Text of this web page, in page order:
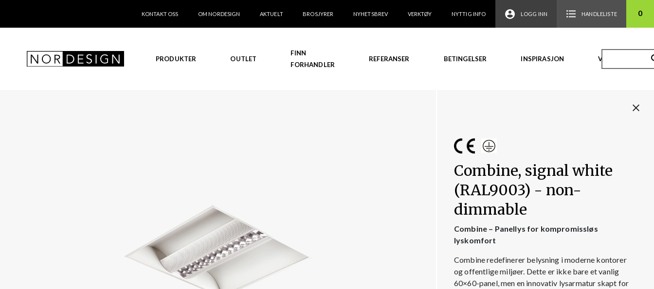
KONTAKT OSS OM NORDESIGN AKTUELT BROSJYRER NYHETSBREV VERKTØY NYTTIG INFO LOGG INN HANDLELISTE 0
PRODUKTER OUTLET
FINN
FORHANDLER
REFERANSER BETINGELSER INSPIRASJON VIDEO
Combine, signal white
(RAL9003) - non-
dimmable
Combine – Panellys for kompromissløs
lyskomfort
Combine redefinerer belysning i moderne kontorer
og offentlige miljøer. Dette er ikke bare et vanlig
60×60-panel, men en innovativ lysarmatur skapt for